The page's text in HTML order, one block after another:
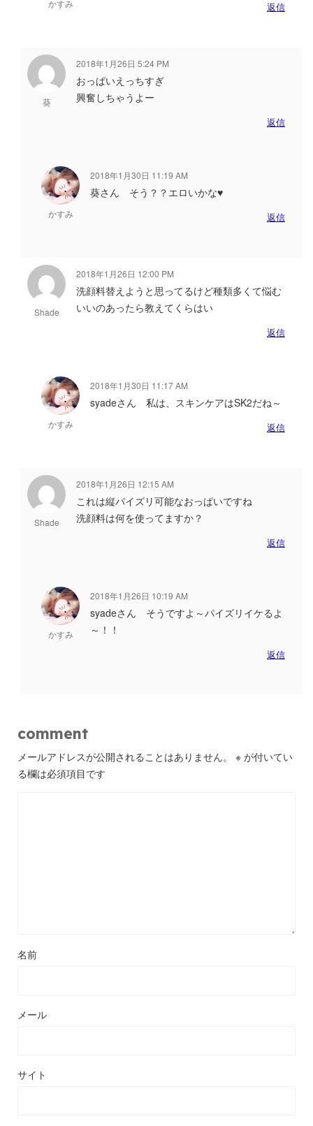
かすみ 返信
葵
2018年1月26日 5:24 PM
おっぱいえっちすぎ
興奮しちゃうよー
返信
かすみ
2018年1月30日 11:19 AM
葵さん そう？？エロいかな♥
返信
Shade
2018年1月26日 12:00 PM
洗顔料替えようと思ってるけど種類多くて悩む
いいのあったら教えてくらはい
返信
かすみ
2018年1月30日 11:17 AM
syadeさん 私は、スキンケアはSK2だね～
返信
Shade
2018年1月26日 12:15 AM
これは縦パイズリ可能なおっぱいですね
洗顔料は何を使ってますか？
返信
かすみ
2018年1月26日 10:19 AM
syadeさん そうですよ～パイズリイケるよ
～！！
返信
comment
メールアドレスが公開されることはありません。 ※ が付いてい
る欄は必須項目です
名前
メール
サイト